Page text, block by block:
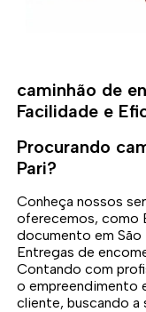
caminhão de
Facilidade e
Procurando
Pari?
Conheça nossos
oferecemos, como
documento em
Entregas de
Contando com
o empreendimento
cliente, buscando a